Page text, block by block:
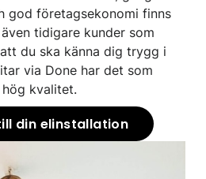
god företagsekonomi finns
tidigare kunder som
du ska känna dig trygg i
via Done har det som
kvalitet.
din elinstallation